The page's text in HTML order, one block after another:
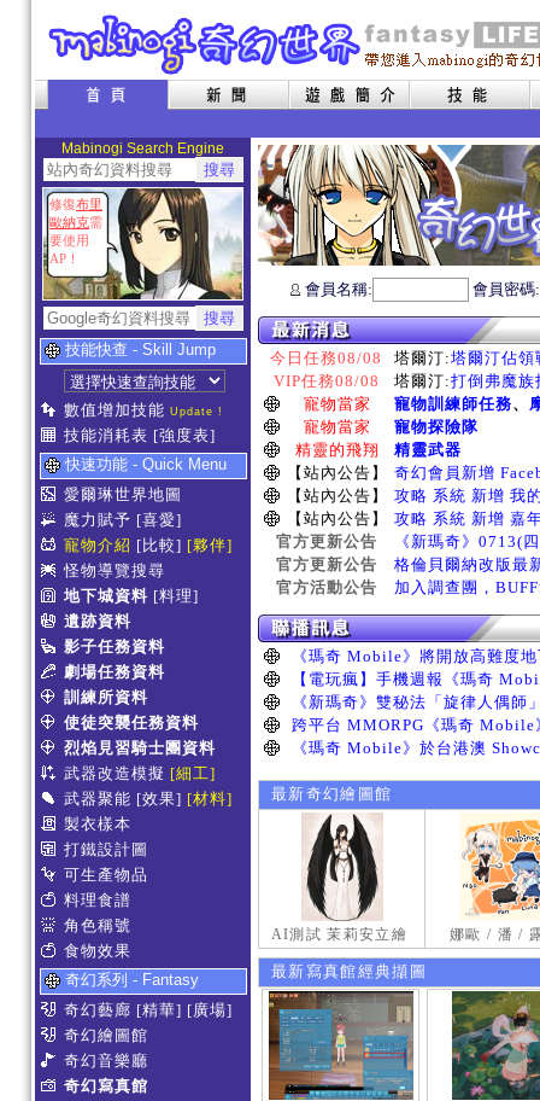
Mabinogi Search Engine
修復布里
歐納克需
要使用
AP！
技能快查 - Skill Jump
數值增加技能 Update !
技能消耗表 [強度表]
快速功能 - Quick Menu
愛爾琳世界地圖
魔力賦予 [喜愛]
寵物介紹 [比較] [夥伴]
怪物導覽搜尋
地下城資料 [料理]
遺跡資料
影子任務資料
劇場任務資料
訓練所資料
使徒突襲任務資料
烈焰見習騎士團資料
武器改造模擬 [細工]
武器聚能 [效果] [材料]
製衣樣本
打鐵設計圖
可生產物品
料理食譜
角色稱號
食物效果
奇幻系列 - Fantasy
奇幻藝廊 [精華] [廣場]
奇幻繪圖館
奇幻音樂廳
奇幻寫真館
會員名稱: 會員密
今日任務08/08 塔爾汀:塔爾汀佔領
VIP任務08/08
塔爾汀:打倒弗魔族
寵物當家
寵物訓練師任務、
寵物當家
寵物探險隊
精靈的飛翔
精靈武器
【站內公告】
奇幻會員新增
【站內公告】
攻略 系統 新增 我
【站內公告】
攻略 系統 新增 嘉
官方更新公告
《新瑪奇》0713(
官方更新公告
格倫貝爾納改版最
官方活動公告
加入調查團，
最新奇幻繪圖館
AI測試 茉莉安立繪 娜歐 / 潘 /
最新寫真館經典擷圖